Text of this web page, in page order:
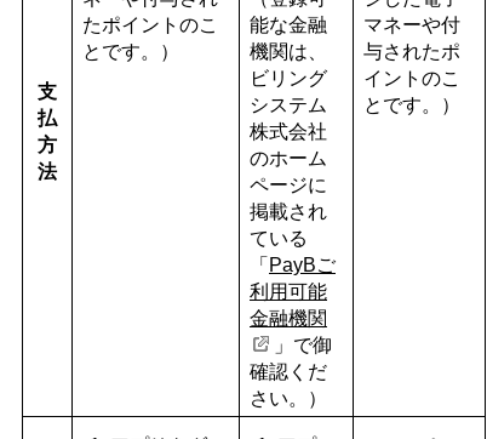
支
払
方
法
たポイントのこ
とです。）
能な金融
機関は、
ビリング
システム
株式会社
のホーム
ページに
掲載され
ている
「 PayBご
利用可能
金融機関
」で御
確認くだ
さい。）
マネーや付
与されたポ
イントのこ
とです。）